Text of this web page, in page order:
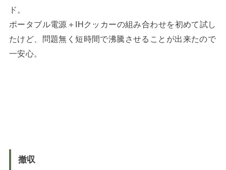
ド。
ポータブル電源＋IHクッカーの組み合わせを初めて試し
たけど、問題無く短時間で沸騰させることが出来たので
一安心。
撤収